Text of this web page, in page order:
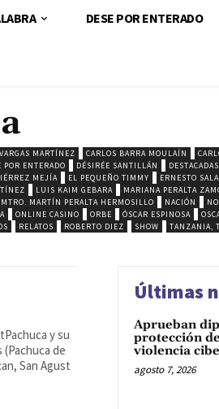
DESE POR ENTERADO
MARTÍNEZ CARLOS BARRA MOULAÍN
POR ENTERADO DÉSIRÉE SANTILLÁN DESTACADAS
MEJÍA EL PEQUEÑO TIMMY ERNESTO
LUIS KAIM GEBARA MARIANA PERALTA
MTRO. MARTÍN PERALTA HERMOSILLO NACIÓN
ONLINE CASINO ORBE ÓSCAR ESPINOSA
RELATOS ROBERTO DIEZ SHOW TANZANIA,
y su
de
San Agust
Últimas
Aprueban
protección
violencia
agosto 7, 2026